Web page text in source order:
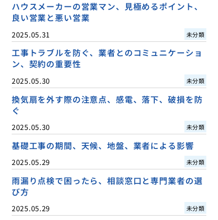
ハウスメーカーの営業マン、見極めるポイント、
良い営業と悪い営業
2025.05.31 未分類
工事トラブルを防ぐ、業者とのコミュニケーショ
ン、契約の重要性
2025.05.30 未分類
換気扇を外す際の注意点、感電、落下、破損を防
ぐ
2025.05.30 未分類
基礎工事の期間、天候、地盤、業者による影響
2025.05.29 未分類
雨漏り点検で困ったら、相談窓口と専門業者の選
び方
2025.05.29 未分類